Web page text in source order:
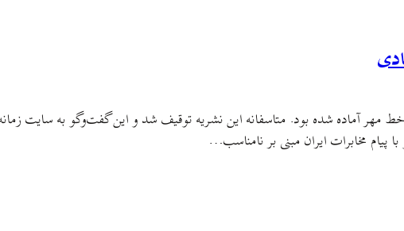
آماده شده بود. متاسفانه این نشریه توقیف شد و این گفت‌وگو به سایت
مخابرات ایران مبنی بر نامناسب…